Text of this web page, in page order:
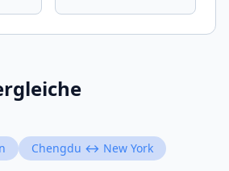
Chengdu ↔ New York